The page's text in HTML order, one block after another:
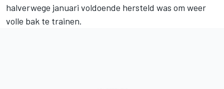
halverwege januari voldoende hersteld was om weer
volle bak te trainen.